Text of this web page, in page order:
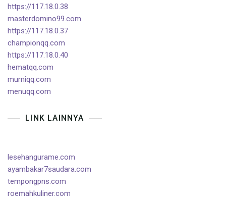
https://117.18.0.38
masterdomino99.com
https://117.18.0.37
championqq.com
https://117.18.0.40
hematqq.com
murniqq.com
menuqq.com
LINK LAINNYA
lesehangurame.com
ayambakar7saudara.com
tempongpns.com
roemahkuliner.com